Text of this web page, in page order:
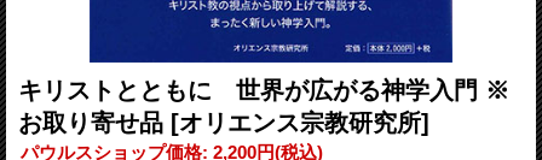
キリストとともに 世界が広がる神学入門 ※
お取り寄せ品 [オリエンス宗教研究所]
パウルスショップ価格: 2,200円(税込)